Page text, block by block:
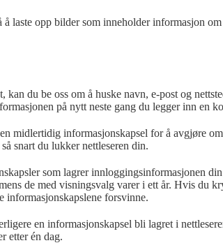
laste opp bilder som inneholder informasjon
kan du be oss om å huske navn, e-post og
på nytt neste gang du legger inn en
midlertidig informasjonskapsel for å avgjøre
snart du lukker nettleseren din.
som lagrer innloggingsinformasjonen
de med visningsvalg varer i ett år. Hvis
informasjonskapslene forsvinne.
en informasjonskapsel bli lagret i
etter én dag.